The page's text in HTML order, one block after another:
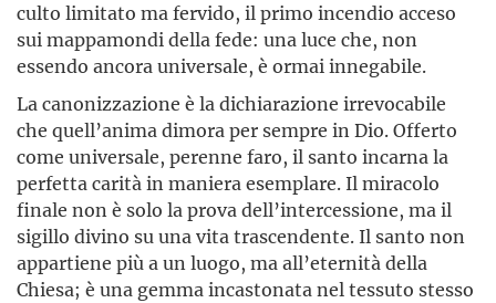
culto limitato ma fervido, il primo incendio acceso
sui mappamondi della fede: una luce che, non
essendo ancora universale, è ormai innegabile.
La canonizzazione è la dichiarazione irrevocabile
che quell’anima dimora per sempre in Dio. Offerto
come universale, perenne faro, il santo incarna la
perfetta carità in maniera esemplare. Il miracolo
finale non è solo la prova dell’intercessione, ma il
sigillo divino su una vita trascendente. Il santo non
appartiene più a un luogo, ma all’eternità della
Chiesa; è una gemma incastonata nel tessuto stesso